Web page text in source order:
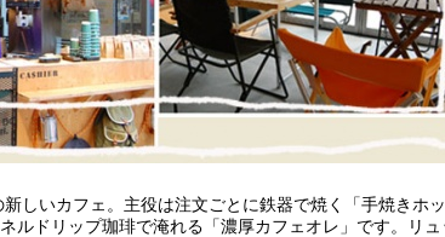
しいカフェ。主役は注文ごとに鉄器で焼く「手焼きホ
ルドリップ珈琲で淹れる「濃厚カフェオレ」です。リ